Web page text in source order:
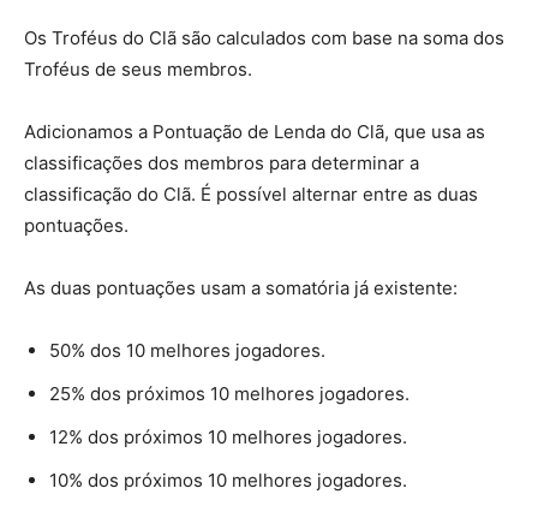
Os Troféus do Clã são calculados com base na soma dos
Troféus de seus membros.
Adicionamos a Pontuação de Lenda do Clã, que usa as
classificações dos membros para determinar a
classificação do Clã. É possível alternar entre as duas
pontuações.
As duas pontuações usam a somatória já existente:
50% dos 10 melhores jogadores.
25% dos próximos 10 melhores jogadores.
12% dos próximos 10 melhores jogadores.
10% dos próximos 10 melhores jogadores.